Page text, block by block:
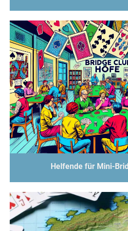
Helfende für Mini-